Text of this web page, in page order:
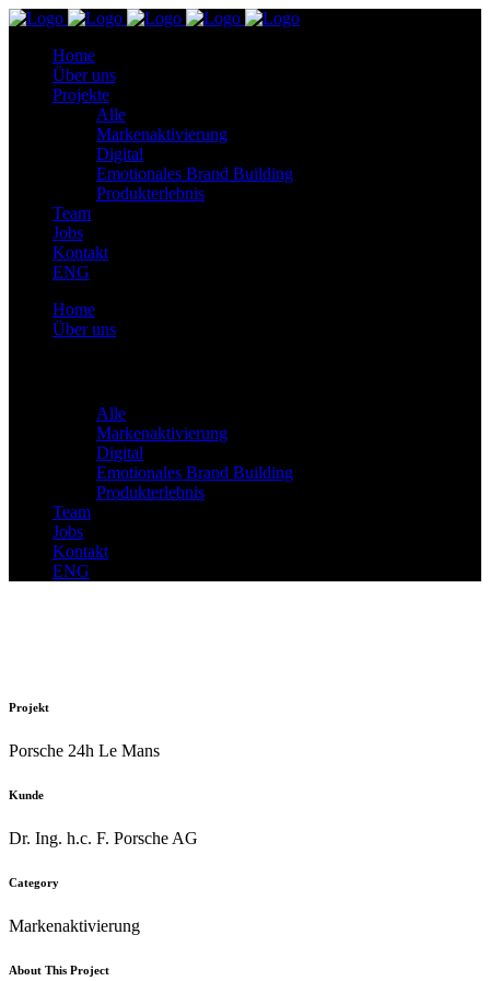
Home
Über uns
Projekte
Alle
Markenaktivierung
Digital
Emotionales Brand Building
Produkterlebnis
Team
Jobs
Kontakt
ENG
Home
Über uns
Alle
Markenaktivierung
Digital
Emotionales Brand Building
Produkterlebnis
Team
Jobs
Kontakt
ENG
Projekt
Porsche 24h Le Mans
Kunde
Dr. Ing. h.c. F. Porsche AG
Category
Markenaktivierung
About This Project